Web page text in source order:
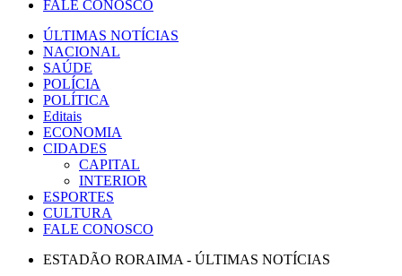
FALE CONOSCO
ÚLTIMAS NOTÍCIAS
NACIONAL
SAÚDE
POLÍCIA
POLÍTICA
Editais
ECONOMIA
CIDADES
CAPITAL
INTERIOR
ESPORTES
CULTURA
FALE CONOSCO
ESTADÃO RORAIMA - ÚLTIMAS NOTÍCIAS